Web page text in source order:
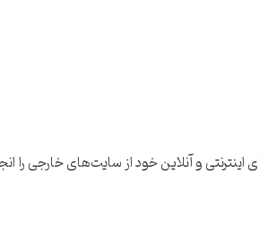
و آنلاین خود از سایت‌های خارجی را